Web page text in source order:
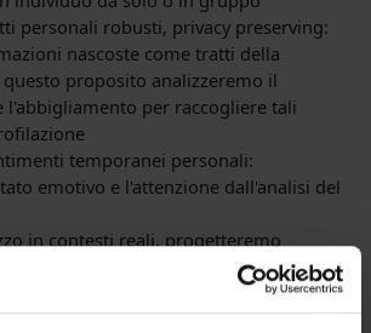
personali robusti, privacy preserving:
nascoste come tratti della
proposito analizzeremo il
l'abbigliamento per raccogliere tali
temporanei personali:
emotivo e l'attenzione dall'analisi del
in contesti reali, progetteremo
di verificare la piena
funzionalità
un evento reale presso VERONAFIERE